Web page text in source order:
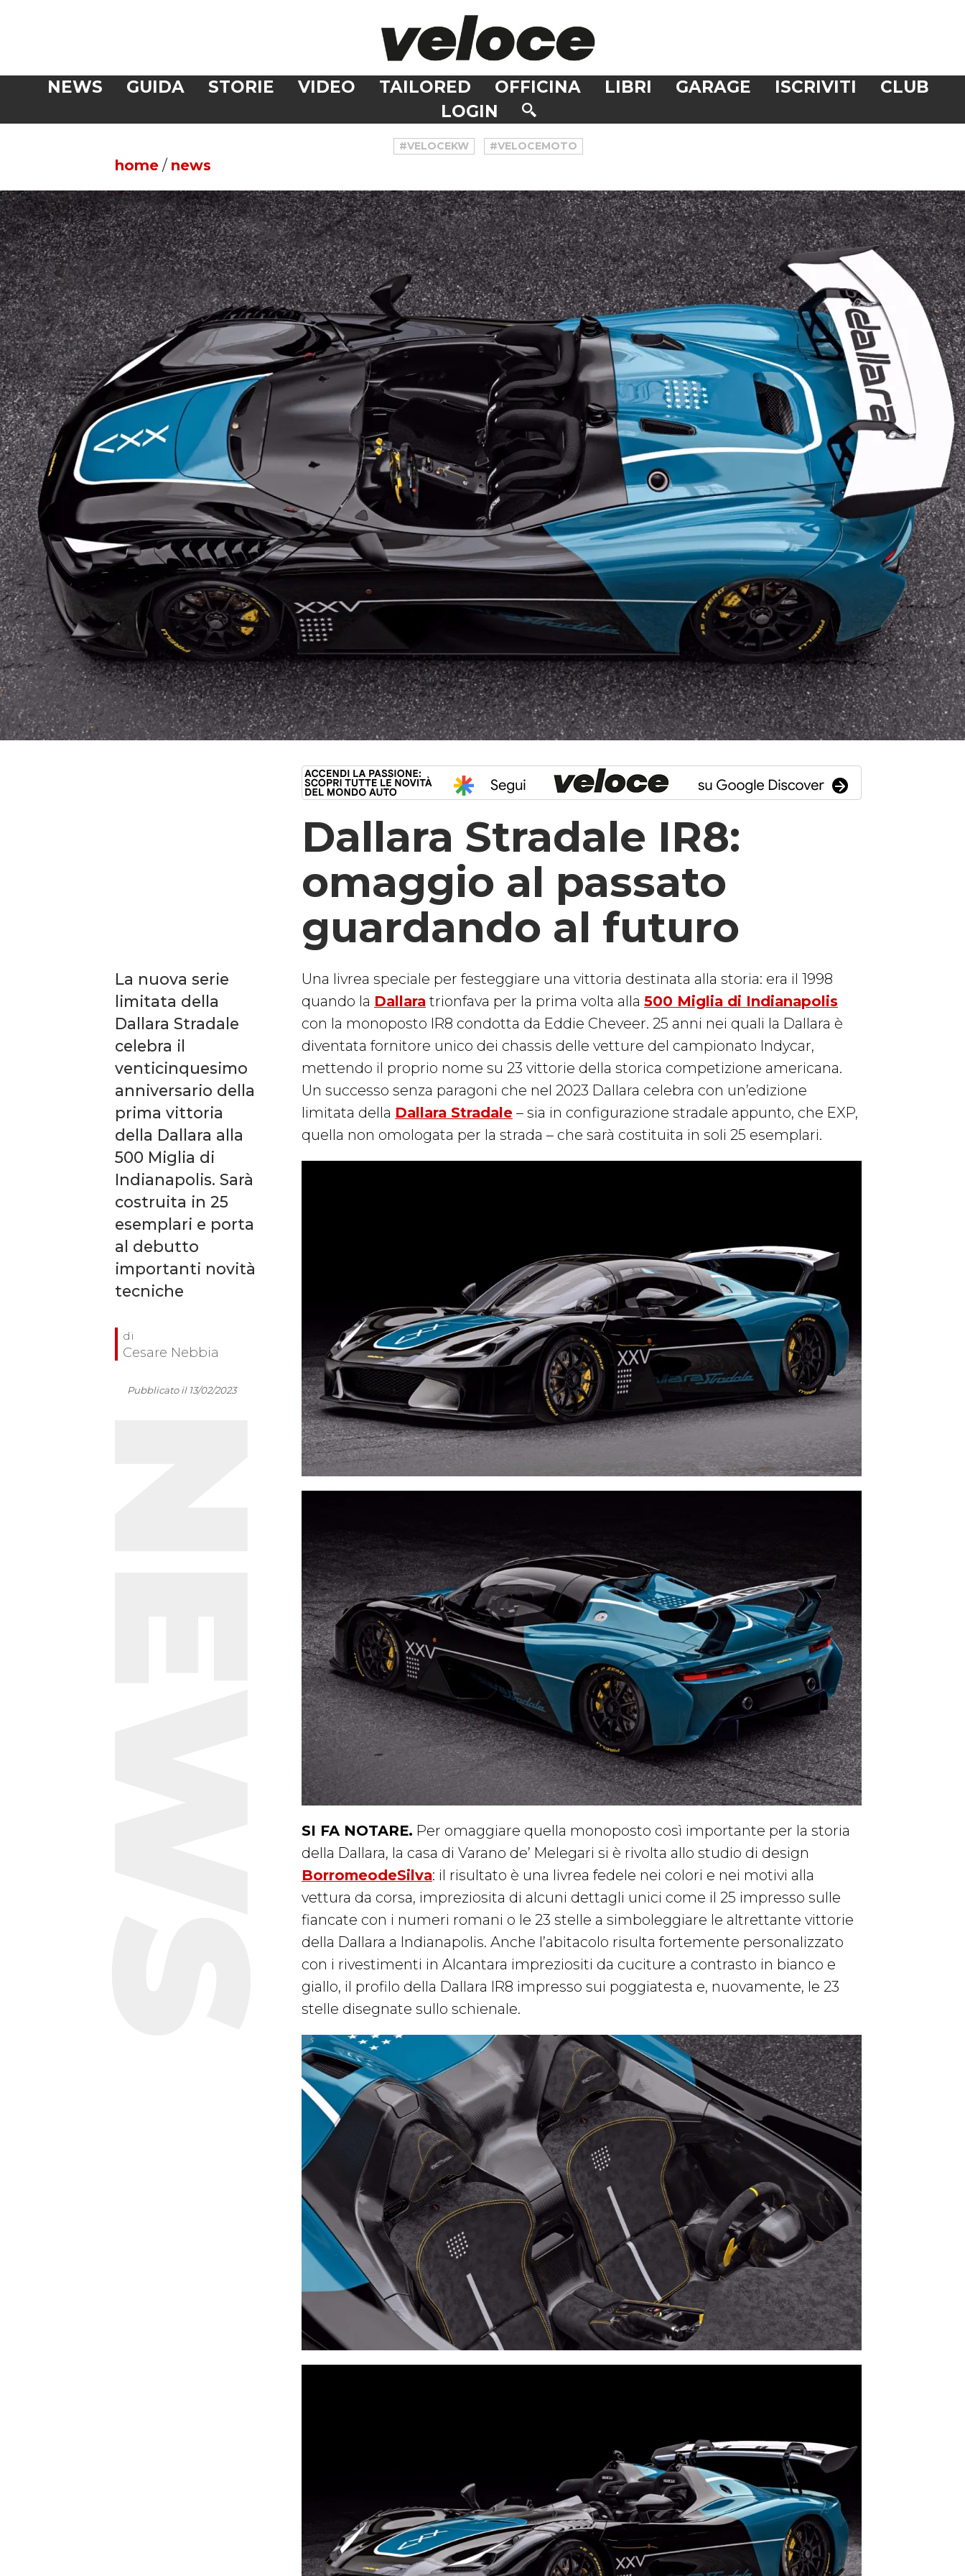
NEWS GUIDA STORIE VIDEO TAILORED OFFICINA LIBRI GARAGE ISCRIVITI
CLUB
LOGIN
#VELOCEKW #VELOCEMOTO
home / news
Dallara Stradale IR8:
omaggio al passato
guardando al futuro
La nuova serie
limitata della
Dallara Stradale
celebra il
venticinquesimo
anniversario della
prima vittoria
della Dallara alla
500 Miglia di
Indianapolis. Sarà
costruita in 25
esemplari e porta
al debutto
importanti novità
tecniche
Cesare Nebbia
Pubblicato il 13/02/2023
Una livrea speciale per festeggiare una vittoria destinata alla storia: era il 1998
quando la Dallara trionfava per la prima volta alla 500 Miglia di Indianapolis
con la monoposto IR8 condotta da Eddie Cheveer. 25 anni nei quali la Dallara è
diventata fornitore unico dei chassis delle vetture del campionato Indycar,
mettendo il proprio nome su 23 vittorie della storica competizione americana.
Un successo senza paragoni che nel 2023 Dallara celebra con un’edizione
limitata della Dallara Stradale – sia in configurazione stradale appunto, che EXP,
quella non omologata per la strada – che sarà costituita in soli 25 esemplari.
SI FA NOTARE. Per omaggiare quella monoposto così importante per la storia
della Dallara, la casa di Varano de’ Melegari si è rivolta allo studio di design
BorromeodeSilva: il risultato è una livrea fedele nei colori e nei motivi alla
vettura da corsa, impreziosita di alcuni dettagli unici come il 25 impresso sulle
fiancate con i numeri romani o le 23 stelle a simboleggiare le altrettante vittorie
della Dallara a Indianapolis. Anche l’abitacolo risulta fortemente personalizzato
con i rivestimenti in Alcantara impreziositi da cuciture a contrasto in bianco e
giallo, il profilo della Dallara IR8 impresso sui poggiatesta e, nuovamente, le 23
stelle disegnate sullo schienale.